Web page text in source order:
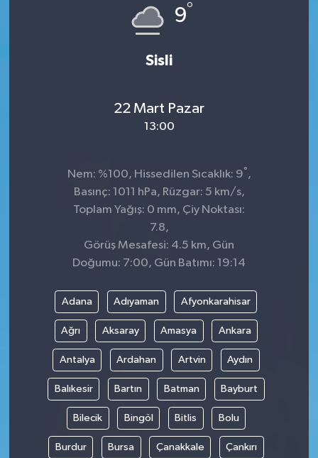
9°
Sisli
22 Mart Pazar
13:00
Nem: %100, Hissedilen Sıcaklık: 9° ,
Basınç: 1011 hPa, Rüzgar: 5 km/s,
Toplam Yağış: 0 mm, Çiy Noktası:
7.8,
Görüş Mesafesi: 4.5 km, Gün
Doğumu: 7:00, Gün Batımı: 19:14
Adana Adıyaman Afyonkarahisar
Ağrı Aksaray Amasya Ankara
Antalya Ardahan Artvin Aydın
Balıkesir Bartın Batman Bayburt
Bilecik Bingöl Bitlis Bolu
Burdur Bursa Çanakkale Çankırı